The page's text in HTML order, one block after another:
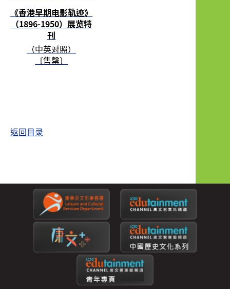
《香港早期电影轨迹》
（1896-1950）展览特
刊
（中英对照）
〔售罄〕
返回目录